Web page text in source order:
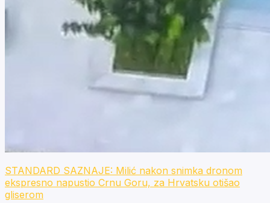
STANDARD SAZNAJE: Milić nakon snimka dronom
ekspresno napustio Crnu Goru, za Hrvatsku otišao
gliserom